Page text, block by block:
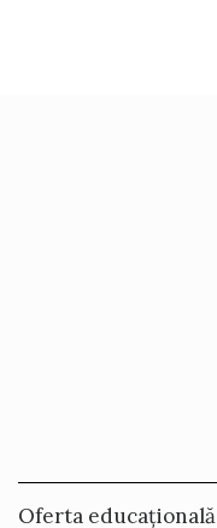
Oferta educațională